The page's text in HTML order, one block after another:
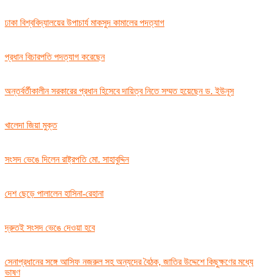
ঢাকা বিশ্ববিদ্যালয়ের উপাচার্য মাকসুদ কামালের পদত্যাগ
প্রধান বিচারপতি পদত্যাগ করেছেন
অন্তর্বর্তীকালীন সরকারের প্রধান হিসেবে দায়িত্ব নিতে সম্মত হয়েছেন ড. ইউনূস
খালেদা জিয়া মুক্ত
সংসদ ভেঙে দিলেন রাষ্ট্রপতি মো. সাহাবুদ্দিন
দেশ ছেড়ে পালালেন হাসিনা-রেহানা
দ্রুতই সংসদ ভেঙে দেওয়া হবে
সেনাপ্রধানের সঙ্গে আসিফ নজরুল সহ অন্যদের বৈঠক, জাতির উদ্দেশে কিছুক্ষণের মধ্যে
ভাষণ